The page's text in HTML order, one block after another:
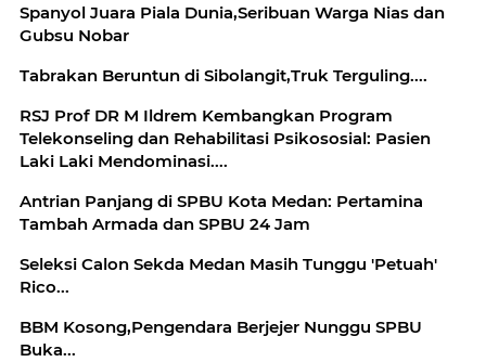
Spanyol Juara Piala Dunia,Seribuan Warga Nias dan
Gubsu Nobar
Tabrakan Beruntun di Sibolangit,Truk Terguling....
RSJ Prof DR M Ildrem Kembangkan Program
Telekonseling dan Rehabilitasi Psikososial: Pasien
Laki Laki Mendominasi....
Antrian Panjang di SPBU Kota Medan: Pertamina
Tambah Armada dan SPBU 24 Jam
Seleksi Calon Sekda Medan Masih Tunggu 'Petuah'
Rico...
BBM Kosong,Pengendara Berjejer Nunggu SPBU
Buka...